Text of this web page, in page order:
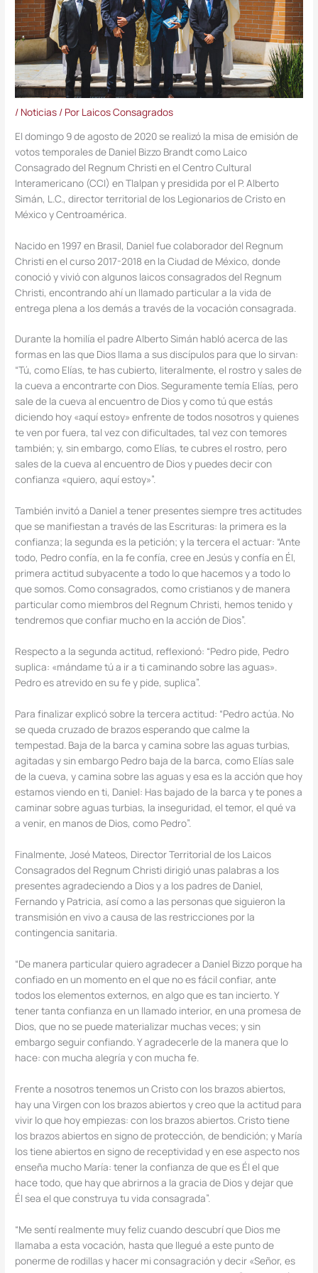
/ Noticias / Por Laicos Consagrados
El domingo 9 de agosto de 2020 se realizó la misa de emisión de
votos temporales de Daniel Bizzo Brandt como Laico
Consagrado del Regnum Christi en el Centro Cultural
Interamericano (CCI) en Tlalpan y presidida por el P. Alberto
Simán, L.C., director territorial de los Legionarios de Cristo en
México y Centroamérica.
Nacido en 1997 en Brasil, Daniel fue colaborador del Regnum
Christi en el curso 2017-2018 en la Ciudad de México, donde
conoció y vivió con algunos laicos consagrados del Regnum
Christi, encontrando ahí un llamado particular a la vida de
entrega plena a los demás a través de la vocación consagrada.
Durante la homilía el padre Alberto Simán habló acerca de las
formas en las que Dios llama a sus discípulos para que lo sirvan:
“Tú, como Elías, te has cubierto, literalmente, el rostro y sales de
la cueva a encontrarte con Dios. Seguramente temía Elías, pero
sale de la cueva al encuentro de Dios y como tú que estás
diciendo hoy «aquí estoy» enfrente de todos nosotros y quienes
te ven por fuera, tal vez con dificultades, tal vez con temores
también; y, sin embargo, como Elías, te cubres el rostro, pero
sales de la cueva al encuentro de Dios y puedes decir con
confianza «quiero, aquí estoy»”.
También invitó a Daniel a tener presentes siempre tres actitudes
que se manifiestan a través de las Escrituras: la primera es la
confianza; la segunda es la petición; y la tercera el actuar: “Ante
todo, Pedro confía, en la fe confía, cree en Jesús y confía en Él,
primera actitud subyacente a todo lo que hacemos y a todo lo
que somos. Como consagrados, como cristianos y de manera
particular como miembros del Regnum Christi, hemos tenido y
tendremos que confiar mucho en la acción de Dios”.
Respecto a la segunda actitud, reflexionó: “Pedro pide, Pedro
suplica: «mándame tú a ir a ti caminando sobre las aguas».
Pedro es atrevido en su fe y pide, suplica”.
Para finalizar explicó sobre la tercera actitud: “Pedro actúa. No
se queda cruzado de brazos esperando que calme la
tempestad. Baja de la barca y camina sobre las aguas turbias,
agitadas y sin embargo Pedro baja de la barca, como Elías sale
de la cueva, y camina sobre las aguas y esa es la acción que hoy
estamos viendo en ti, Daniel: Has bajado de la barca y te pones a
caminar sobre aguas turbias, la inseguridad, el temor, el qué va
a venir, en manos de Dios, como Pedro”.
Finalmente, José Mateos, Director Territorial de los Laicos
Consagrados del Regnum Christi dirigió unas palabras a los
presentes agradeciendo a Dios y a los padres de Daniel,
Fernando y Patricia, así como a las personas que siguieron la
transmisión en vivo a causa de las restricciones por la
contingencia sanitaria.
“De manera particular quiero agradecer a Daniel Bizzo porque ha
confiado en un momento en el que no es fácil confiar, ante
todos los elementos externos, en algo que es tan incierto. Y
tener tanta confianza en un llamado interior, en una promesa de
Dios, que no se puede materializar muchas veces; y sin
embargo seguir confiando. Y agradecerle de la manera que lo
hace: con mucha alegría y con mucha fe.
Frente a nosotros tenemos un Cristo con los brazos abiertos,
hay una Virgen con los brazos abiertos y creo que la actitud para
vivir lo que hoy empiezas: con los brazos abiertos. Cristo tiene
los brazos abiertos en signo de protección, de bendición; y María
los tiene abiertos en signo de receptividad y en ese aspecto nos
enseña mucho María: tener la confianza de que es Él el que
hace todo, que hay que abrirnos a la gracia de Dios y dejar que
Él sea el que construya tu vida consagrada”.
“Me sentí realmente muy feliz cuando descubrí que Dios me
llamaba a esta vocación, hasta que llegué a este punto de
ponerme de rodillas y hacer mi consagración y decir «Señor, es